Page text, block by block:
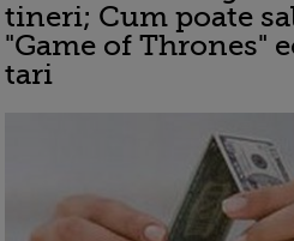
tineri; Cum poate
"Game of Thrones"
tari